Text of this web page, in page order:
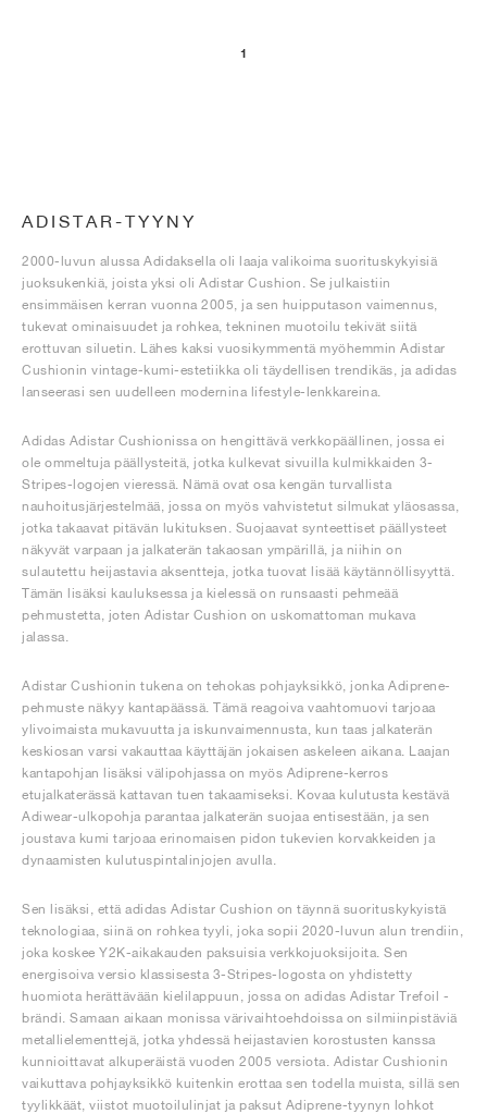
1
ADISTAR-TYYNY
2000-luvun alussa Adidaksella oli laaja valikoima suorituskykyisiä
juoksukenkiä, joista yksi oli Adistar Cushion. Se julkaistiin
ensimmäisen kerran vuonna 2005, ja sen huipputason vaimennus,
tukevat ominaisuudet ja rohkea, tekninen muotoilu tekivät siitä
erottuvan siluetin. Lähes kaksi vuosikymmentä myöhemmin Adistar
Cushionin vintage-kumi-estetiikka oli täydellisen trendikäs, ja adidas
lanseerasi sen uudelleen modernina lifestyle-lenkkareina.
Adidas Adistar Cushionissa on hengittävä verkkopäällinen, jossa ei
ole ommeltuja päällysteitä, jotka kulkevat sivuilla kulmikkaiden 3-
Stripes-logojen vieressä. Nämä ovat osa kengän turvallista
nauhoitusjärjestelmää, jossa on myös vahvistetut silmukat yläosassa,
jotka takaavat pitävän lukituksen. Suojaavat synteettiset päällysteet
näkyvät varpaan ja jalkaterän takaosan ympärillä, ja niihin on
sulautettu heijastavia aksentteja, jotka tuovat lisää käytännöllisyyttä.
Tämän lisäksi kauluksessa ja kielessä on runsaasti pehmeää
pehmustetta, joten Adistar Cushion on uskomattoman mukava
jalassa.
Adistar Cushionin tukena on tehokas pohjayksikkö, jonka Adiprene-
pehmuste näkyy kantapäässä. Tämä reagoiva vaahtomuovi tarjoaa
ylivoimaista mukavuutta ja iskunvaimennusta, kun taas jalkaterän
keskiosan varsi vakauttaa käyttäjän jokaisen askeleen aikana. Laajan
kantapohjan lisäksi välipohjassa on myös Adiprene-kerros
etujalkaterässä kattavan tuen takaamiseksi. Kovaa kulutusta kestävä
Adiwear-ulkopohja parantaa jalkaterän suojaa entisestään, ja sen
joustava kumi tarjoaa erinomaisen pidon tukevien korvakkeiden ja
dynaamisten kulutuspintalinjojen avulla.
Sen lisäksi, että adidas Adistar Cushion on täynnä suorituskykyistä
teknologiaa, siinä on rohkea tyyli, joka sopii 2020-luvun alun trendiin,
joka koskee Y2K-aikakauden paksuisia verkkojuoksijoita. Sen
energisoiva versio klassisesta 3-Stripes-logosta on yhdistetty
huomiota herättävään kielilappuun, jossa on adidas Adistar Trefoil -
brändi. Samaan aikaan monissa värivaihtoehdoissa on silmiinpistäviä
metallielementtejä, jotka yhdessä heijastavien korostusten kanssa
kunnioittavat alkuperäistä vuoden 2005 versiota. Adistar Cushionin
vaikuttava pohjayksikkö kuitenkin erottaa sen todella muista, sillä sen
tyylikkäät, viistot muotoilulinjat ja paksut Adiprene-tyynyn lohkot